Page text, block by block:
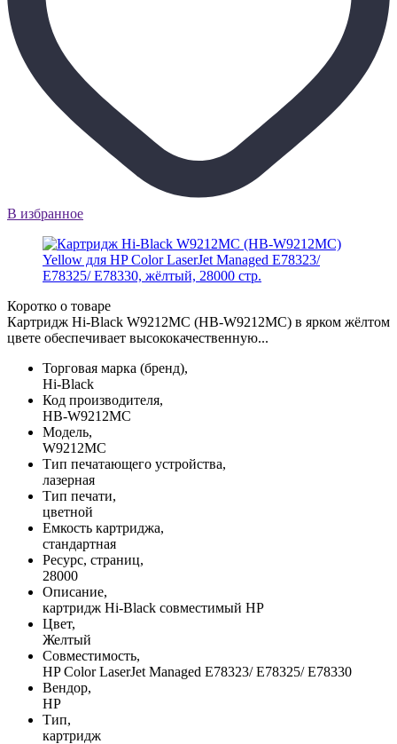
В избранное
Коротко о товаре
Картридж Hi-Black W9212MC (HB-W9212MC) в ярком жёлтом
цвете обеспечивает высококачественную...
Торговая марка (бренд),
Hi-Black
Код производителя,
HB-W9212MC
Модель,
W9212MC
Тип печатающего устройства,
лазерная
Тип печати,
цветной
Емкость картриджа,
стандартная
Ресурс, страниц,
28000
Описание,
картридж Hi-Black совместимый HP
Цвет,
Желтый
Совместимость,
HP Color LaserJet Managed E78323/ E78325/ E78330
Вендор,
HP
Тип,
картридж